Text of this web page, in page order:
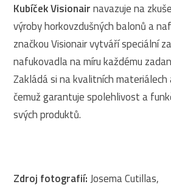
Kubíček Visionairnavazuje na
výroby horkovzdušných balonů a
značkou Visionair vytváří speciální
nafukovadla na míru každému
Zakládá si na kvalitních materiálech
čemuž garantuje spolehlivost a
svých produktů.
Zdroj fotografií:Josema Cutillas,